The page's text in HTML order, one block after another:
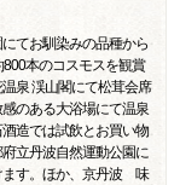
てお馴染みの品種から
本のコスモスを観賞
泉 渓山閣にて松茸会席
のある大浴場にて温泉
造では試飲とお買い物
立丹波自然運動公園に
ます。ほか、京丹波 味